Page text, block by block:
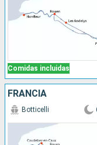
Comidas incluidas
FRANCIA
Botticelli